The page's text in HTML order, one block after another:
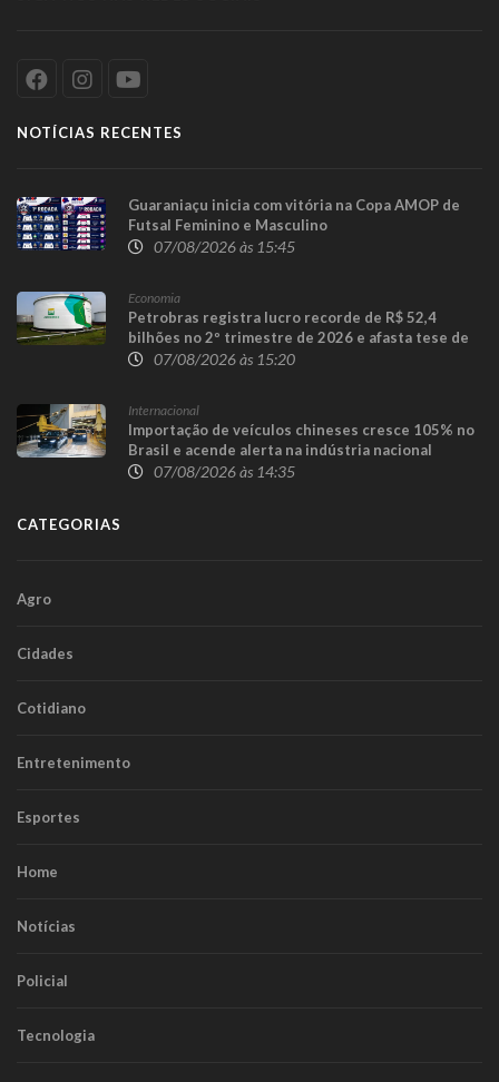
NOTÍCIAS RECENTES
Guaraniaçu inicia com vitória na Copa AMOP de
Futsal Feminino e Masculino
07/08/2026 às 15:45
Economia
Petrobras registra lucro recorde de R$ 52,4
bilhões no 2º trimestre de 2026 e afasta tese de
defasagem nos combustíveis
07/08/2026 às 15:20
Internacional
Importação de veículos chineses cresce 105% no
Brasil e acende alerta na indústria nacional
07/08/2026 às 14:35
CATEGORIAS
Agro
Cidades
Cotidiano
Entretenimento
Esportes
Home
Notícias
Policial
Tecnologia